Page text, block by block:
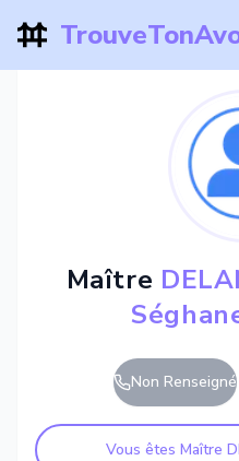
Maître
Non Renseigné
Vous êtes Maître